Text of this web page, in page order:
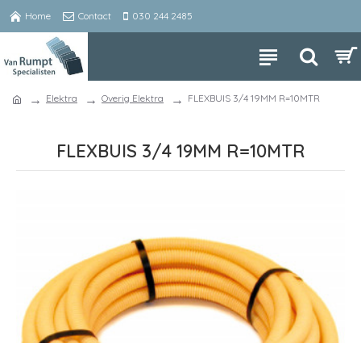
Home Contact 030 244 2485
Elektra Overig Elektra FLEXBUIS 3/4 19MM R=10MTR
FLEXBUIS 3/4 19MM R=10MTR